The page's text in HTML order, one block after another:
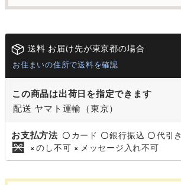
送料 お届け先が東京都の場合
お住まいの住所で送料を確認
この商品は出荷日を指定できます
配送 ヤマト運輸（東京）
お支払方法 〇 カード 〇銀行振込 〇代引き
× のし不可 × メッセージ入れ不可